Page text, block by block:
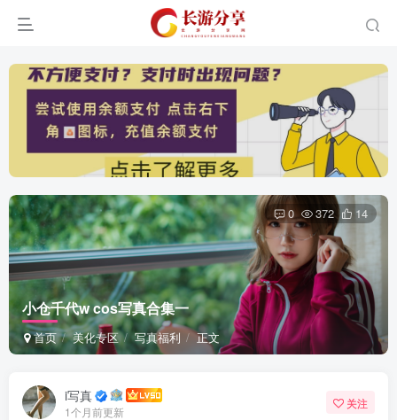
小仓千代w cos写真合集一
首页 美化专区 写真福利 正文
0 372 14
i写真
1个月前更新
关注